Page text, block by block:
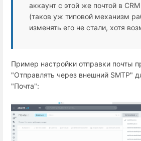
аккаунт с этой же почтой в
(таков уж типовой механизм
изменять его не стали, хотя
Пример настройки отправки почты
"Отправлять через внешний SMTP"
"Почта":